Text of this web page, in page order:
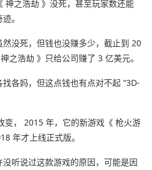
神之浩劫 》没死，甚至玩家数还能
。
没死，但钱也没赚多少，截止到 20
之浩劫 》只给公司赚了 3 亿美元。
各妈，但这点钱也有点对不起 “3D-
， 2015 年，它的新游戏《 枪火游
年才上线正式版。
听说过这款游戏的原因，可能是因